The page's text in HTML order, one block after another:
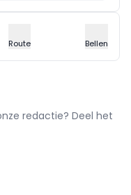
Route Bellen
redactie? Deel het